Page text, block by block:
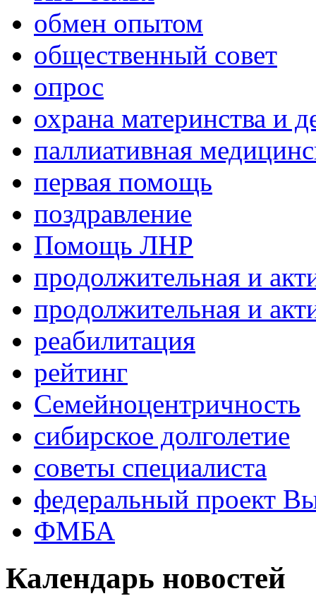
обмен опытом
общественный совет
опрос
охрана материнства и
паллиативная
первая помощь
поздравление
Помощь ЛНР
продолжительная и
продолжительная и
реабилитация
рейтинг
Семейноцентричность
сибирское долголетие
советы специалиста
федеральный проект
ФМБА
Календарь новостей